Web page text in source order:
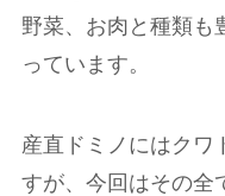
野菜、お肉と種類も
っています。
産直ドミノにはクワ
すが、今回はその全